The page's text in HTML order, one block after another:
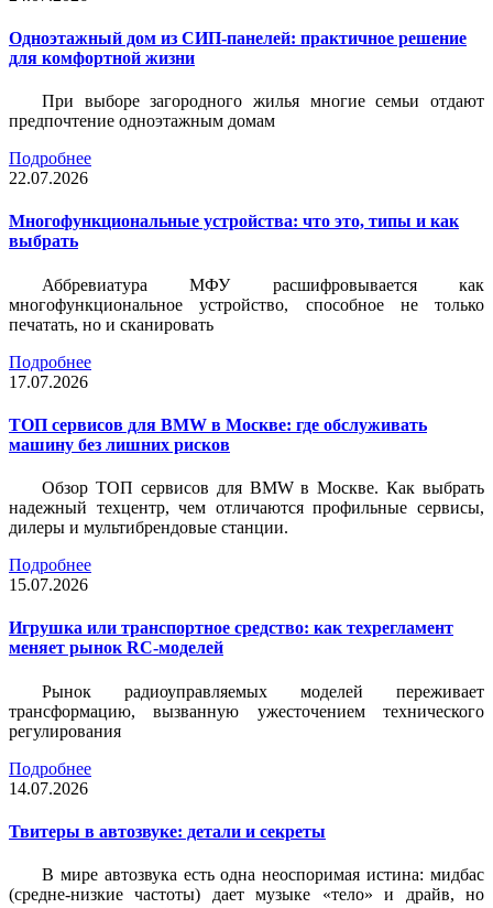
Одноэтажный дом из СИП-панелей: практичное решение
для комфортной жизни
При выборе загородного жилья многие семьи отдают
предпочтение одноэтажным домам
Подробнее
22.07.2026
Многофункциональные устройства: что это, типы и как
выбрать
Аббревиатура МФУ расшифровывается как
многофункциональное устройство, способное не только
печатать, но и сканировать
Подробнее
17.07.2026
ТОП сервисов для BMW в Москве: где обслуживать
машину без лишних рисков
Обзор ТОП сервисов для BMW в Москве. Как выбрать
надежный техцентр, чем отличаются профильные сервисы,
дилеры и мультибрендовые станции.
Подробнее
15.07.2026
Игрушка или транспортное средство: как техрегламент
меняет рынок RC-моделей
Рынок радиоуправляемых моделей переживает
трансформацию, вызванную ужесточением технического
регулирования
Подробнее
14.07.2026
Твитеры в автозвуке: детали и секреты
В мире автозвука есть одна неоспоримая истина: мидбас
(средне-низкие частоты) дает музыке «тело» и драйв, но